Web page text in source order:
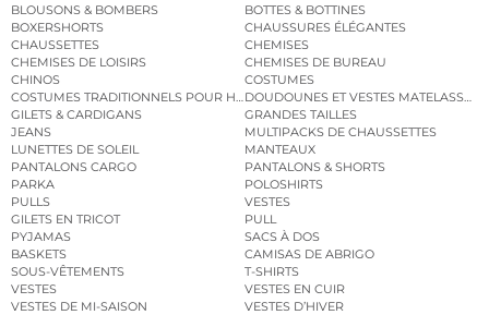
BLOUSONS & BOMBERS
BOTTES & BOTTINES
BOXERSHORTS
CHAUSSURES ÉLÉGANTES
CHAUSSETTES
CHEMISES
CHEMISES DE LOISIRS
CHEMISES DE BUREAU
CHINOS
COSTUMES
COSTUMES TRADITIONNELS POUR HOMMEDOUDOUNES ET VESTES MATELASSÉES
GILETS & CARDIGANS
GRANDES TAILLES
JEANS
MULTIPACKS DE CHAUSSETTES
LUNETTES DE SOLEIL
MANTEAUX
PANTALONS CARGO
PANTALONS & SHORTS
PARKA
POLOSHIRTS
PULLS
VESTES
GILETS EN TRICOT
PULL
PYJAMAS
SACS À DOS
BASKETS
CAMISAS DE ABRIGO
SOUS-VÊTEMENTS
T-SHIRTS
VESTES
VESTES EN CUIR
VESTES DE MI-SAISON
VESTES D’HIVER